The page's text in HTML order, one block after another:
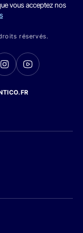
vous acceptez nos
réservés.